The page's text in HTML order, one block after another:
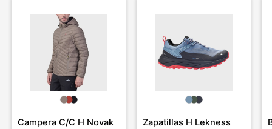
Campera C/C H Novak Zapatillas H Lekness